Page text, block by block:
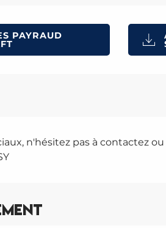
PAYRAUD
n'hésitez pas à contactez